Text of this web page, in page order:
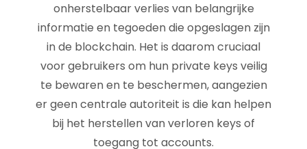
onherstelbaar verlies van belangrijke
informatie en tegoeden die opgeslagen zijn
in de blockchain. Het is daarom cruciaal
voor gebruikers om hun private keys veilig
te bewaren en te beschermen, aangezien
er geen centrale autoriteit is die kan helpen
bij het herstellen van verloren keys of
toegang tot accounts.